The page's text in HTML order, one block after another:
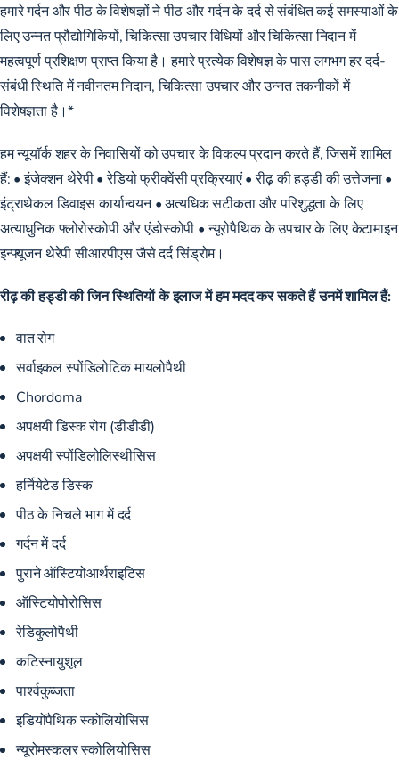
हमारे गर्दन और पीठ के विशेषज्ञों ने पीठ और गर्दन के दर्द से संबंधित कई समस्याओं के
लिए उन्नत प्रौद्योगिकियों, चिकित्सा उपचार विधियों और चिकित्सा निदान में
महत्वपूर्ण प्रशिक्षण प्राप्त किया है। हमारे प्रत्येक विशेषज्ञ के पास लगभग हर दर्द-
संबंधी स्थिति में नवीनतम निदान, चिकित्सा उपचार और उन्नत तकनीकों में
विशेषज्ञता है।*
हम न्यूयॉर्क शहर के निवासियों कोउपचार के विकल्पप्रदान करते हैं, जिसमें शामिल
हैं: • इंजेक्शन थेरेपी • रेडियो फ्रीक्वेंसी प्रक्रियाएं • रीढ़ की हड्डी की उत्तेजना •
इंट्राथेकल डिवाइस कार्यान्वयन • अत्यधिक सटीकता और परिशुद्धता के लिए
अत्याधुनिक फ्लोरोस्कोपी और एंडोस्कोपी • न्यूरोपैथिक के उपचार के लिए केटामाइन
इन्फ्यूजन थेरेपी सीआरपीएस जैसे दर्द सिंड्रोम।
रीढ़ की हड्डी की जिन स्थितियों के इलाज में हम मदद कर सकते हैं उनमें शामिल हैं:
वात रोग
सर्वाइकल स्पोंडिलोटिक मायलोपैथी
Chordoma
अपक्षयी डिस्क रोग (डीडीडी)
अपक्षयी स्पोंडिलोलिस्थीसिस
हर्नियेटेड डिस्क
पीठ के निचले भाग में दर्द
गर्दन में दर्द
पुराने ऑस्टियोआर्थराइटिस
ऑस्टियोपोरोसिस
रेडिकुलोपैथी
कटिस्नायुशूल
पार्श्वकुब्जता
इडियोपैथिक स्कोलियोसिस
न्यूरोमस्कलर स्कोलियोसिस